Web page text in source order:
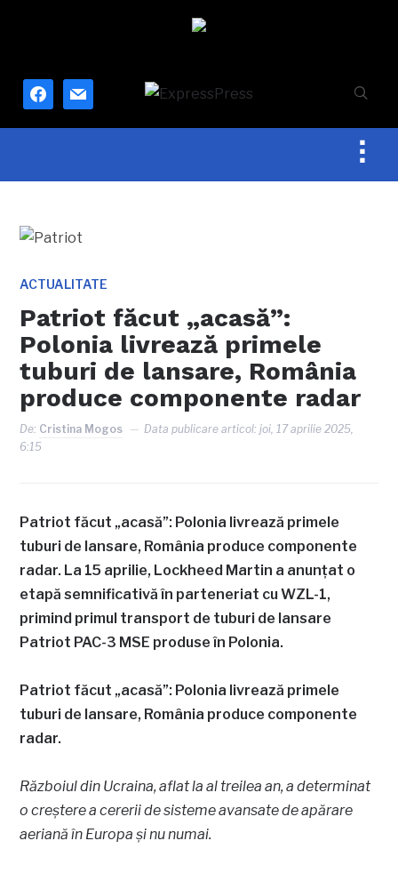
facebook
mail
ACTUALITATE
Patriot făcut „acasă”:
Polonia livrează primele
tuburi de lansare, România
produce componente radar
De: Cristina Mogos Data publicare articol:joi, 17 aprilie 2025,
6:15
Patriot făcut „acasă”: Polonia livrează primele
tuburi de lansare, România produce componente
radar. La 15 aprilie, Lockheed Martin a anunțat o
etapă semnificativă în parteneriat cu WZL-1,
primind primul transport de tuburi de lansare
Patriot PAC-3 MSE produse în Polonia.
Patriot făcut „acasă”: Polonia livrează primele
tuburi de lansare, România produce componente
radar.
Războiul din Ucraina, aflat la al treilea an, a determinat
o creștere a cererii de sisteme avansate de apărare
aeriană în Europa și nu numai.